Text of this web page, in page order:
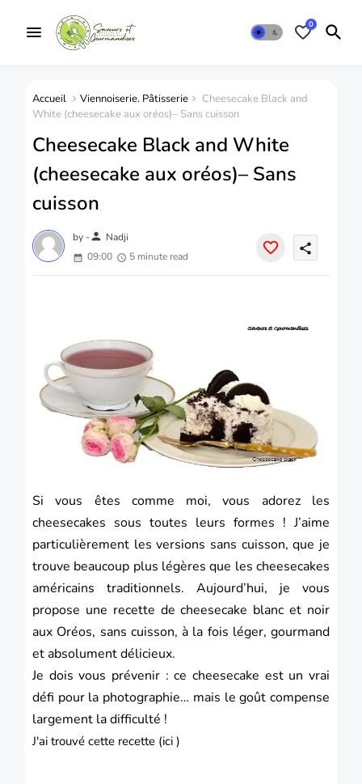
0
Accueil Viennoiserie. Pâtisserie
Cheesecake Black and
White (cheesecake aux oréos)– Sans cuisson
Cheesecake Black and White
(cheesecake aux oréos)– Sans
cuisson
by -person Nadji
09:00
5 minute read
share
Si vous êtes comme moi, vous adorez les
cheesecakes sous toutes leurs formes ! J’aime
particulièrement les versions sans cuisson, que je
trouve beaucoup plus légères que les cheesecakes
américains traditionnels. Aujourd’hui, je vous
propose une recette de cheesecake blanc et noir
aux Oréos, sans cuisson, à la fois léger, gourmand
et absolument délicieux.
Je dois vous prévenir : ce cheesecake est un vrai
défi pour la photographie… mais le goût compense
largement la difficulté !
J'ai trouvé cette recette (ici )